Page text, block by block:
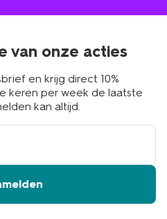
van onze acties
en krijg direct 10%
keren per week de laatste
kan altijd.